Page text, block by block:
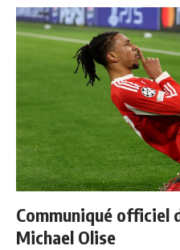
Communiqué officiel
Michael Olise